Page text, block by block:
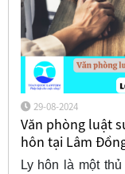
29-08-2024
Văn phòng luật
hôn tại Lâm
Ly hôn là một